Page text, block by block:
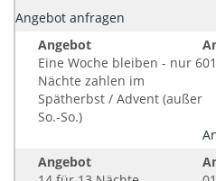
Angebot anfragen
Angebot
Eine Woche bleiben - nur 6
Nächte zahlen im
Spätherbst / Advent (außer
So.-So.)
Angebot